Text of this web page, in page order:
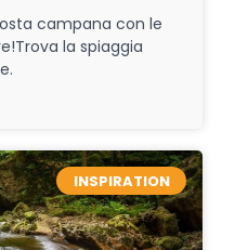
campana con le
la spiaggia
INSPIRATION